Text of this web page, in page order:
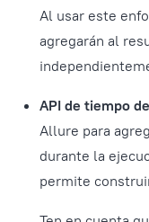
Al usar este
agregarán al
API de tiempo
Allure para
durante la
permite